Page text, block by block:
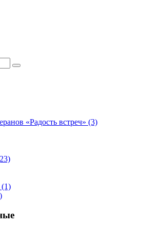
«Радость встреч» (3)
(1)